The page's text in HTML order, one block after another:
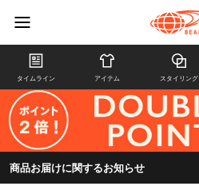
タイムライン アイテム スタイリング
商品お届けに関するお知らせ